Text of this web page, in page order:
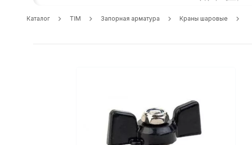
Каталог TIM Запорная арматура Краны шаровые